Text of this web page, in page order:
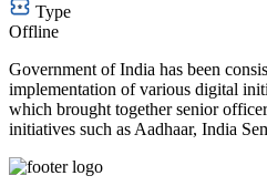
Type
Offline
Government of India has been
implementation of various digital
which brought together senior
initiatives such as Aadhaar, India